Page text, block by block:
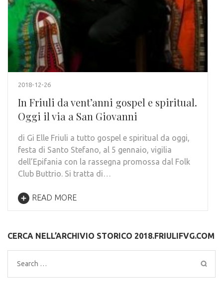
2018-12-26
In Friuli da vent’anni gospel e spiritual.
Oggi il via a San Giovanni
di Gi Elle Friuli a tutto gospel e spiritual da oggi,
festa di Santo Stefano, al 5 gennaio, vigilia
dell’Epifania con la rassegna promossa dal Folk
Club Buttrio. Si tratta di…
READ MORE
CERCA NELL’ARCHIVIO STORICO 2018.FRIULIFVG.COM
Search
for: